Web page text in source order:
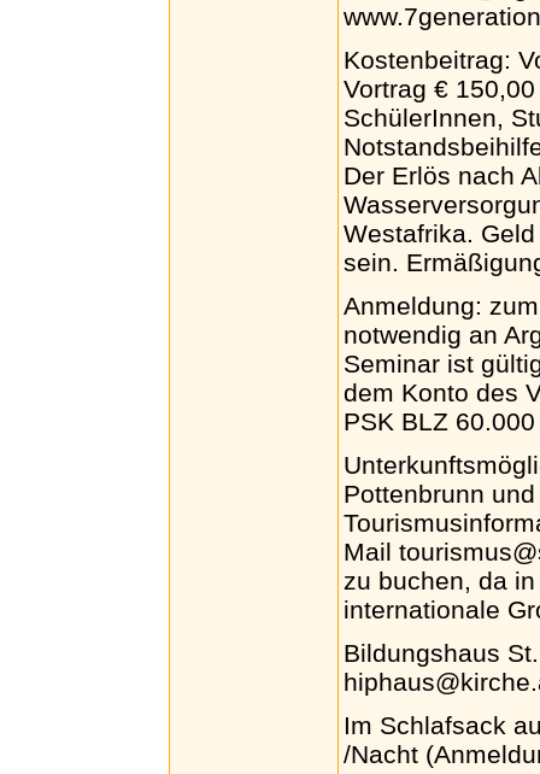
Kostenbeitrag:
Vortrag €
SchülerInnen,
Der Erlös nach
Westafrika.
sein.
Anmeldung:
notwendig an
Seminar ist
dem Konto des
PSK BLZ
Pottenbrunn
Mail
zu buchen, da
internationale
Bildungshaus
Im Schlafsack
/Nacht